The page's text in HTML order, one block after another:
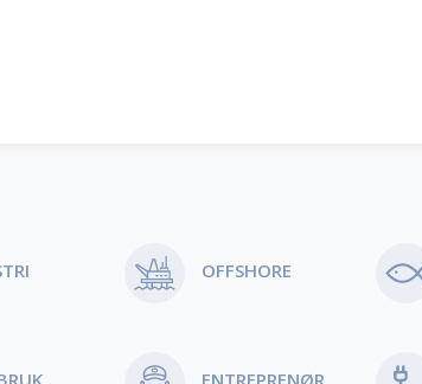
OFFSHORE
ENTREPRENØR